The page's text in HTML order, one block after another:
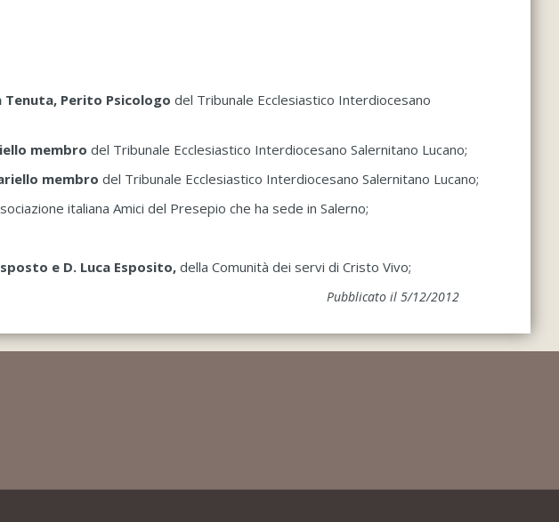
Perito Psicologo del Tribunale Ecclesiastico Interdiocesano
membro del Tribunale Ecclesiastico Interdiocesano Salernitano Lucano;
membro del Tribunale Ecclesiastico Interdiocesano Salernitano Lucano;
italiana Amici del Presepio che ha sede in Salerno;
e D. Luca Esposito, della Comunità dei servi di Cristo Vivo;
Pubblicato il 5/12/2012